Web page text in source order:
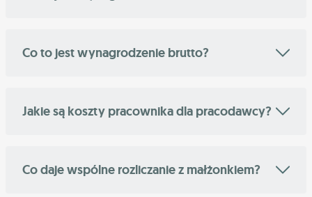
Co to jest wynagrodzenie brutto?
Jakie są koszty pracownika dla pracodawcy?
Co daje wspólne rozliczanie z małżonkiem?